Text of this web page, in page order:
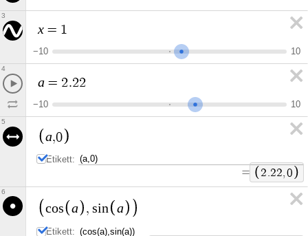
x = 1
−10 10
3
a = 2.22
−10 10
4
a,0
Etikett:
= 2.22,0
5
cos a , sin a
Etikett:
6